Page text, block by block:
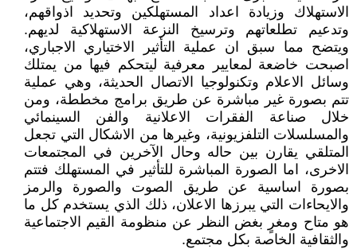
الاستهلاك وزيادة اعداد المستهلكين وتحديد اذواقهم،
وتدعيم تطلعاتهم وترسيخ النزعة الاستهلاكية لديهم.
ويتضح مما سبق ان عملية التأثير الاختياري الاجباري،
اصبحت خاضعة لمعايير معرفية ليتحكم فيها من يمتلك
وسائل الاعلام وتكنولوجيا الاتصال الحديثة، وهي عملية
تتم بصورة غير مباشرة عن طريق برامج مخططة، ومن
خلال صناعة الفقرات الاعلانية والفن السينمائي
والمسلسلات التلفزيونية، وغيرها من الاشكال التي تجعل
المتلقي يقارن بين حاله وحال الآخرين في المجتمعات
الاخرى، اما الصورة المباشرة للتأثير في المستهلك فتتم
بصورة اساسية عن طريق الصوت والصورة والرمز
والايحاءات التي يبرزها الاعلان، ذلك الذي يستخدم كل ما
هو متاح ومغرٍ بغض النظر عن منظومة القيم الاجتماعية
والثقافية الخاصة بكل مجتمع.